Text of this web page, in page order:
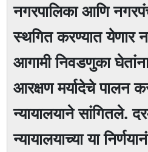
नगरपालिका आणि
स्थगित करण्यात येणार
आगामी निवडणुका
आरक्षण मर्यादेचे पालन
न्यायालयाने सांगितले.
न्यायालयाच्या या